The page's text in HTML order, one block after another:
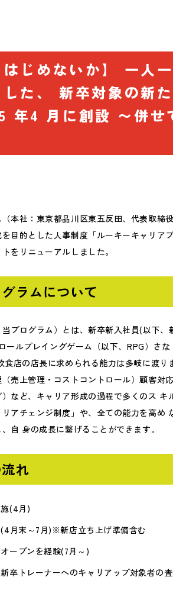
はじめないか】 一人
た、 新卒対象の新
年4 月に創設 〜併せ
本社：東京都品川区東五反田、代表取
目的とした人事制度「ルーキーキャリア
をリニューアルしました。
ラムについて
プログラム）とは、新卒新入社員(以下
ールプレイングゲーム（以下、RPG）さ
店の店長に求められる能力は多岐に渡
売上管理・コストコントロール）顧客
など、キャリア形成の過程で多くのス
アチェンジ制度」や、全ての能力を高
自 身の成長に繋げることができます。
れ
(4月)
月末～7月)※新店立ち上げ準備含む
ープンを経験(7月～)
卒トレーナーへのキャリアップ対象者の